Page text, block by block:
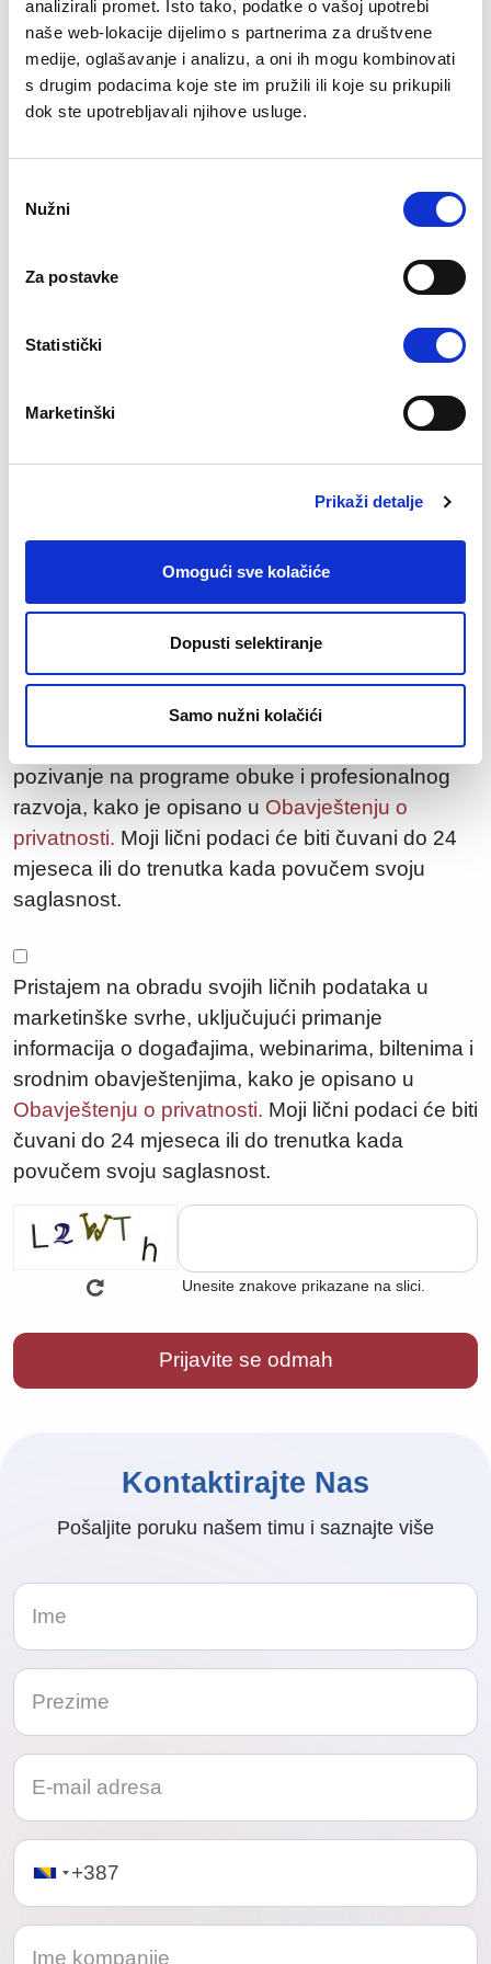
analizirali promet. Isto tako, podatke o vašoj upotrebi
naše web-lokacije dijelimo s partnerima za društvene
medije, oglašavanje i analizu, a oni ih mogu kombinovati
s drugim podacima koje ste im pružili ili koje su prikupili
dok ste upotrebljavali njihove usluge.
Selection
Nužni
Za postavke
Statistički
Marketinški
Prikaži detalje
Omogući sve kolačiće
Dopusti selektiranje
Samo nužni kolačići
Maksimalna veličina datoteke: 50MB.
Koliko godina relevantnog iskustva imate za
poziciju na koju se prijavljujete?
Jeste li spremni na relokaciju?
Pristajem na obradu svojih ličnih podataka u
svrhe zapošljavanja, uključujući razmatranje
moje prijave za trenutne i buduće poslovne
prilike, procjenu mojih vještina i profila, kao i
pozivanje na programe obuke i profesionalnog
razvoja, kako je opisano u Obavještenju o
privatnosti. Moji lični podaci će biti čuvani do 24
mjeseca ili do trenutka kada povučem svoju
saglasnost.
Pristajem na obradu svojih ličnih podataka u
marketinške svrhe, uključujući primanje
informacija o događajima, webinarima, biltenima i
srodnim obavještenjima, kako je opisano u
Obavještenju o privatnosti. Moji lični podaci će biti
čuvani do 24 mjeseca ili do trenutka kada
povučem svoju saglasnost.
Unesite znakove prikazane na slici.
Kontaktirajte Nas
Pošaljite poruku našem timu i saznajte više
Telephone